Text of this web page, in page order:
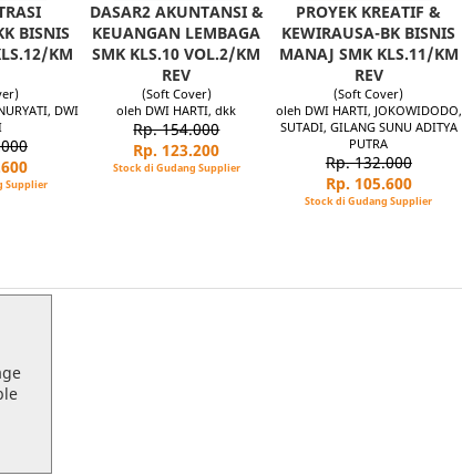
BISNIS
KM
DWI
Supplier
DASAR2 AKUNTANSI &
KEUANGAN LEMBAGA
SMK KLS.10 VOL.2/KM
REV
(Soft Cover)
oleh DWI HARTI, dkk
Rp. 154.000
Rp. 123.200
Stock di Gudang Supplier
PROYEK KREATIF &
KEWIRAUSA-BK BISNIS
MANAJ SMK KLS.11/KM
REV
(Soft Cover)
oleh DWI HARTI, JOKOWIDODO,
SUTADI, GILANG SUNU ADITYA
PUTRA
Rp. 132.000
Rp. 105.600
Stock di Gudang Supplier